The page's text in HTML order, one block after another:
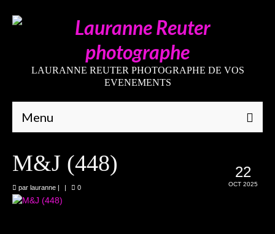
LAURANNE REUTER PHOTOGRAPHE DE VOS
EVENEMENTS
Menu
Mariages
22
OCT 2025
M&J (448)
par lauranne | | 0